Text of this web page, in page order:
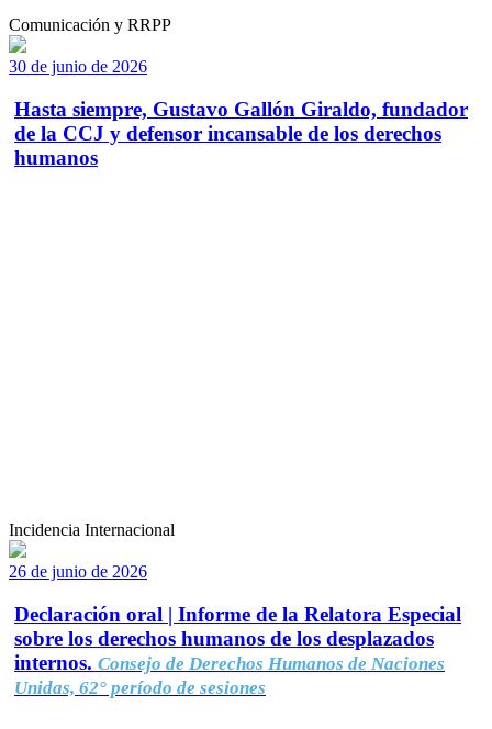
Comunicación y RRPP
30 de junio de 2026
Hasta siempre, Gustavo Gallón Giraldo, fundador
de la CCJ y defensor incansable de los derechos
humanos
Incidencia Internacional
26 de junio de 2026
Declaración oral | Informe de la Relatora Especial
sobre los derechos humanos de los desplazados
internos. Consejo de Derechos Humanos de Naciones
Unidas, 62° período de sesiones